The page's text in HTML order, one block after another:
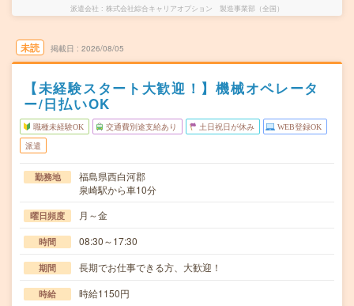
派遣会社 株式会社綜合キャリアオプション 製造事業部（全国）
未読 掲載日 2026/08/05
【未経験スタート大歓迎！】機械オペレータ
ー/日払いOK
職種未経験OK 交通費別途支給あり 土日祝日が休み WEB登録OK
派遣
勤務地
福島県西白河郡
泉崎駅から車10分
曜日頻度 月～金
時間 08:30～17:30
期間 長期でお仕事できる方、大歓迎！
時給 時給1150円